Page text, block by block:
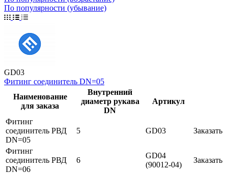
По популярности (убывание)
GD03
Фитинг cоединитель DN=05
Наименование
для заказа
Внутренний
диаметр рукава
DN
Артикул
Фитинг
cоединитель РВД
DN=05
5 GD03 Заказать
Фитинг
cоединитель РВД
DN=06
6
GD04
(90012-04)
Заказать